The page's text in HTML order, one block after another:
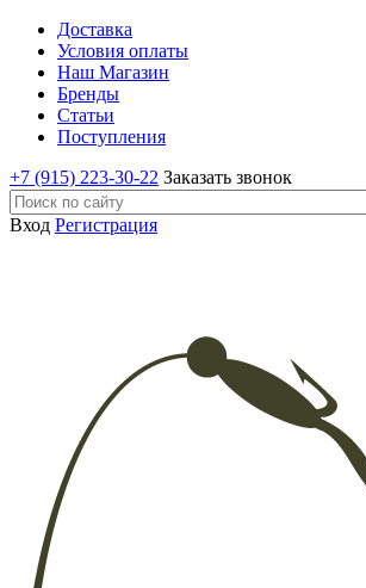
Доставка
Условия оплаты
Наш Магазин
Бренды
Статьи
Поступления
+7 (915) 223-30-22 Заказать звонок
Вход Регистрация